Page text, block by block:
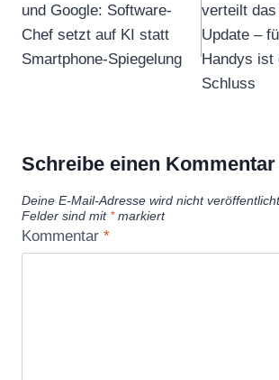
und Google: Software-
Chef setzt auf KI statt
Smartphone-Spiegelung
verteilt
Update –
Handys ist
Schluss
Schreibe einen Kommentar
Deine E-Mail-Adresse wird nicht
Felder sind mit *markiert
Kommentar *